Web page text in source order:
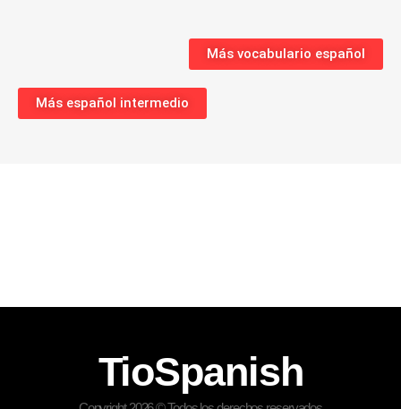
Más vocabulario español
Más español intermedio
TioSpanish